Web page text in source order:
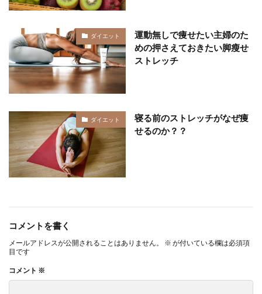
ダイエット
運動無しで痩せたい主婦のた
めの押さえておきたい脚瘦せ
ストレッチ
ダイエット
寝る前のストレッチがなぜ痩
せるのか？？
コメントを書く
メールアドレスが公開されることはありません。 ※ が付いている欄は必須項
目です
コメント ※